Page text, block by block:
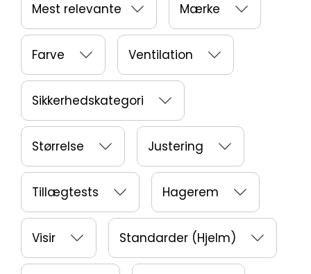
Mest relevante Mærke
Farve Ventilation
Sikkerhedskategori
Størrelse Justering
Tillægtests Hagerem
Visir Standarder (Hjelm)